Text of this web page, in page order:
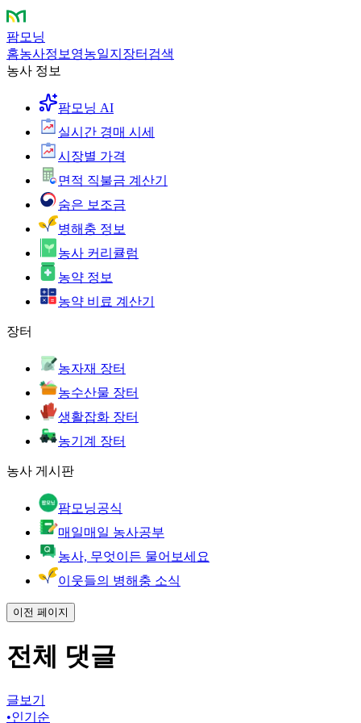
팜모닝
홈농사정보 영농일지 장터 검색
농사 정보
팜모닝 AI
실시간 경매 시세
시장별 가격
면적 직불금 계산기
숨은 보조금
병해충 정보
농사 커리큘럼
농약 정보
농약 비료 계산기
장터
농자재 장터
농수산물 장터
생활잡화 장터
농기계 장터
농사 게시판
팜모닝공식
매일매일 농사공부
농사, 무엇이든 물어보세요
이웃들의 병해충 소식
이전 페이지
전체 댓글
글보기
•인기순